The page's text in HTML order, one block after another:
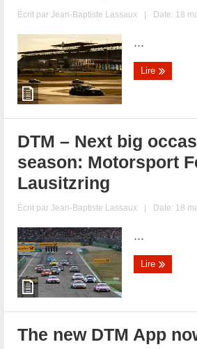
Écrit parJean-Baptiste Lassaux | Date: 18
...
Lire
DTM – Next big
season: Motorsport
Lausitzring
Écrit parJean-Baptiste Lassaux | Date: 18
...
Lire
The new DTM App